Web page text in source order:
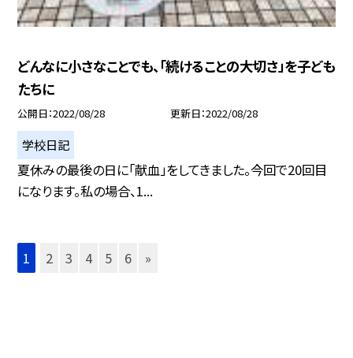
どんなに小さなことでも、「続けることの大切さ」を子ども
たちに
公開日 2022/08/28 更新日 2022/08/28
学校日記
夏休みの最後の日に「献血」をしてきました。今回で20回目
になります。私の場合、1...
1 2 3 4 5 6 »